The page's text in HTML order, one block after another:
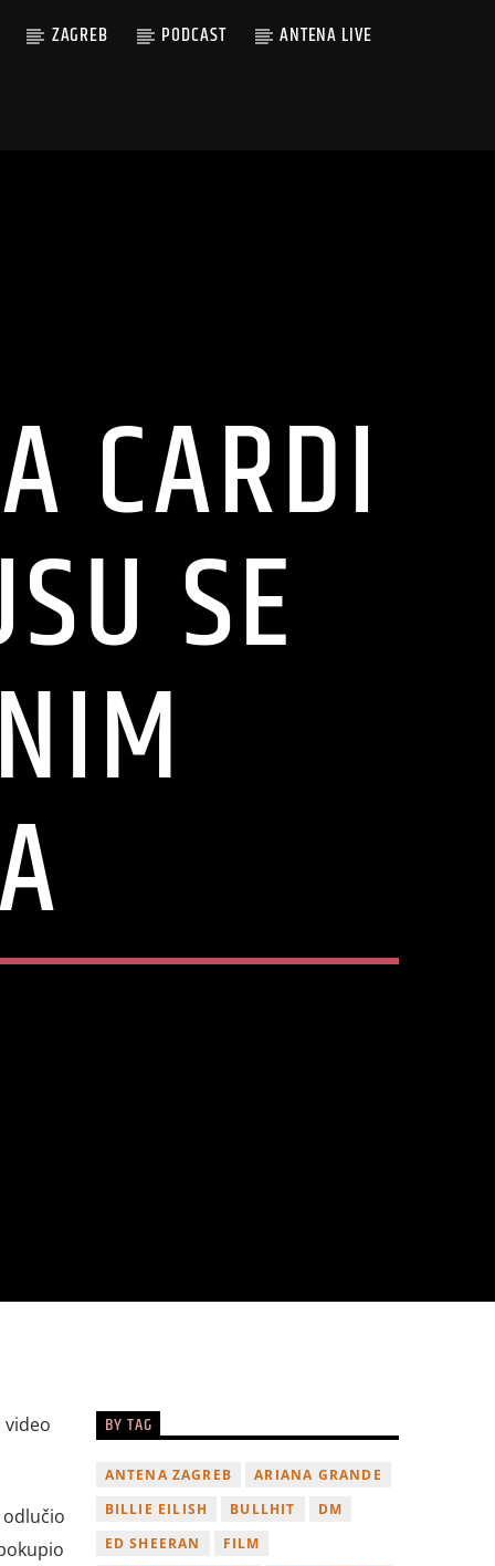
ZAGREB PODCAST ANTENA LIVE
CARDI
SE
BY TAG
ANTENA ZAGREB
ARIANA GRANDE
BILLIE EILISH
BULLHIT
DM
ED SHEERAN
FILM